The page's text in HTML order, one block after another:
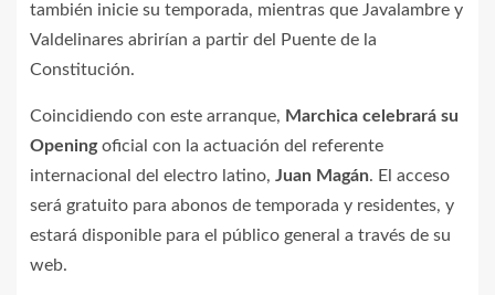
también inicie su temporada, mientras que Javalambre y
Valdelinares abrirían a partir del Puente de la
Constitución.
Coincidiendo con este arranque, Marchica celebrará su
Openingoficial con la actuación del referente
internacional del electro latino, Juan Magán. El acceso
será gratuito para abonos de temporada y residentes, y
estará disponible para el público general a través de su
web.